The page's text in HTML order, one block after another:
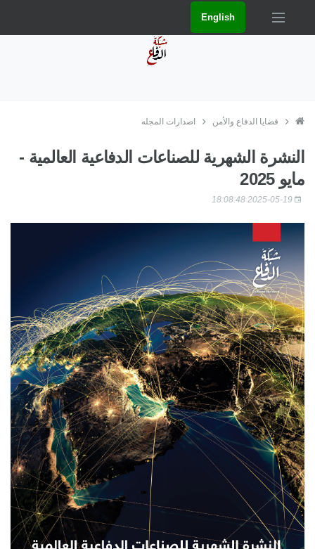
English
قضايا الدفاع والأمن اصدارات المجله
النشرة الشهرية للصناعات الدفاعية العالمية -
مايو 2025